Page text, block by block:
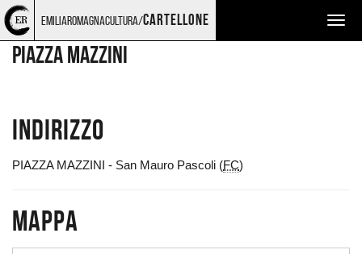
Torna
alla
home
page
Cerca
nel
sito
Salta
ai
contenuti
Salta
al
menu
principale
emiliaromagnacultura/cartellone
LUOGHI
PIAZZA MAZZINI
Indirizzo
PIAZZA MAZZINI - San Mauro Pascoli (FC)
Mappa